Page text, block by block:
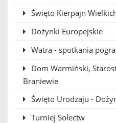
Święto Kierpajn
Dożynki Europejskie
Watra - spotkania
Dom Warmiński,
Braniewie
Święto Urodzaju -
Turniej Sołectw